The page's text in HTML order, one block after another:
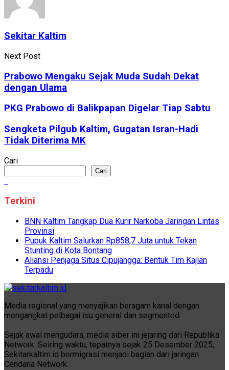
Sekitar Kaltim
Next Post
Prabowo Mengaku Sejak Muda Sudah Dekat
dengan Ulama
PKG Prabowo di Balikpapan Digelar Tiap Sabtu
Sengketa Pilgub Kaltim, Gugatan Isran-Hadi
Tidak Diterima MK
Cari
Cari
Terkini
BNN Kaltim Tangkap Dua Kurir Narkoba Jaringan Lintas
Provinsi
Pupuk Kaltim Salurkan Rp858,7 Juta untuk Tekan
Stunting di Kota Bontang
Aliansi Penjaga Situs Cipujangga: Bentuk Tim Kajian
Terpadu
Media regional yang menyajikan beragam kanal dengan
mengangkat pelbagai isu general dan segmented.
Sejak awal mengudara, media siber ini jejaring dari Republika
Network. Seiring waktu, tepatnya sejak 25 Desember 2025,
Sekitarkaltim.id bermigrasi menjadi bagian dari jaringan
Cendana Network.